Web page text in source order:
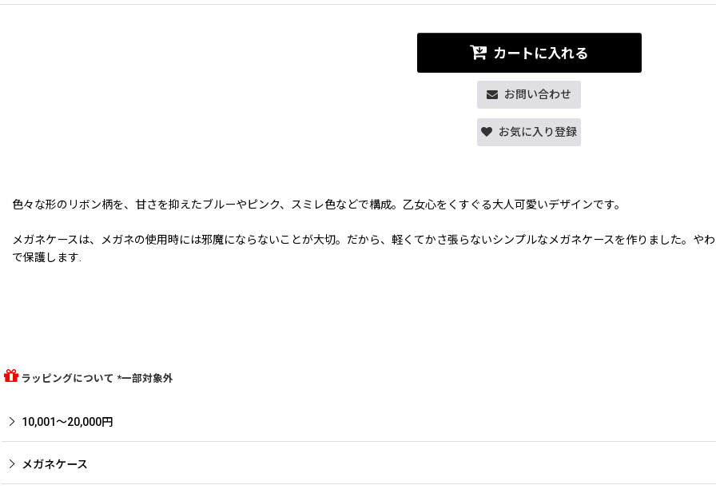
カートに入れる
お問い合わせ
お気に入り登録
色々な形のリボン柄を、甘さを抑えたブルーやピンク、スミレ色などで構成。乙女心をくすぐる大人可愛いデザインです。
メガネケースは、メガネの使用時には邪魔にならないことが大切。だから、軽くてかさ張らないシンプルなメガネケースを作りました。や
で保護します.
ラッピングについて *一部対象外
10,001〜20,000円
メガネケース